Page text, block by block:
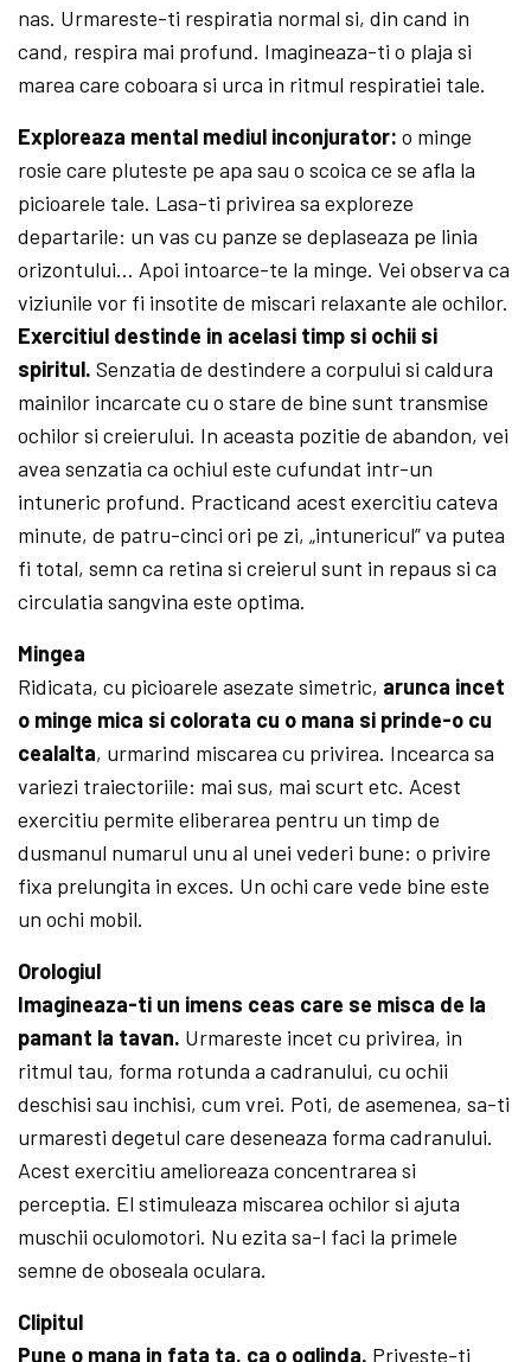
nas. Urmareste-ti respiratia normal si, din cand in
cand, respira mai profund. Imagineaza-ti o plaja si
marea care coboara si urca in ritmul respiratiei tale.
Exploreaza mental mediul inconjurator:o minge
rosie care pluteste pe apa sau o scoica ce se afla la
picioarele tale. Lasa-ti privirea sa exploreze
departarile: un vas cu panze se deplaseaza pe linia
orizontului… Apoi intoarce-te la minge. Vei observa ca
viziunile vor fi insotite de miscari relaxante ale ochilor.
Exercitiul destinde in acelasi timp si ochii si
spiritul. Senzatia de destindere a corpului si caldura
mainilor incarcate cu o stare de bine sunt transmise
ochilor si creierului. In aceasta pozitie de abandon, vei
avea senzatia ca ochiul este cufundat intr-un
intuneric profund. Practicand acest exercitiu cateva
minute, de patru-cinci ori pe zi, „intunericul” va putea
fi total, semn ca retina si creierul sunt in repaus si ca
circulatia sangvina este optima.
Mingea
Ridicata, cu picioarele asezate simetric, arunca incet
o minge mica si colorata cu o mana si prinde-o cu
cealalta, urmarind miscarea cu privirea. Incearca sa
variezi traiectoriile: mai sus, mai scurt etc. Acest
exercitiu permite eliberarea pentru un timp de
dusmanul numarul unu al unei vederi bune: o privire
fixa prelungita in exces. Un ochi care vede bine este
un ochi mobil.
Orologiul
Imagineaza-ti un imens ceas care se misca de la
pamant la tavan. Urmareste incet cu privirea, in
ritmul tau, forma rotunda a ca­dranului, cu ochii
deschisi sau inchisi, cum vrei. Poti, de asemenea, sa-ti
urma­resti degetul care deseneaza forma cadranului.
Acest exercitiu amelioreaza concentrarea si
perceptia. El stimuleaza miscarea ochilor si ajuta
muschii oculomotori. Nu ezita sa-l faci la primele
semne de oboseala oculara.
Clipitul
Pune o mana in fata ta, ca o oglinda. Priveste-ti